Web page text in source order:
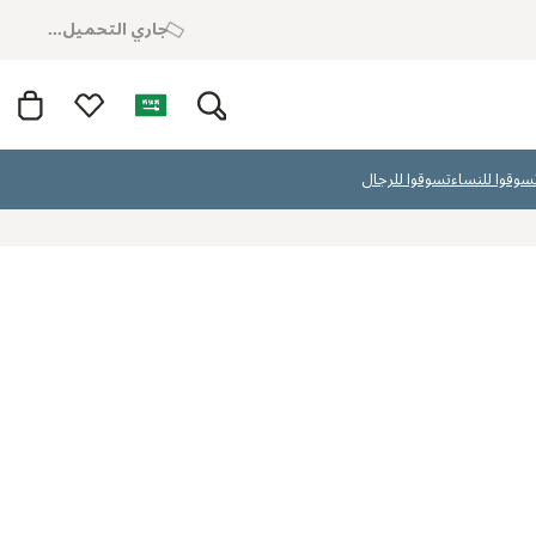
جاري التحميل...
للنساءتسوقوا للرجال